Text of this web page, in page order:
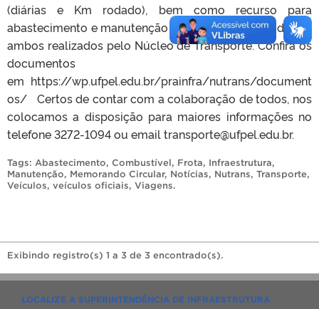
(diárias e Km rodado), bem como recurso para
abastecimento e manutenção de veículos das Unidades,
ambos realizados pelo Núcleo de Transporte. Confira os
documentos
em https://wp.ufpel.edu.br/prainfra/nutrans/document
os/ Certos de contar com a colaboração de todos, nos
colocamos a disposição para maiores informações no
telefone 3272-1094 ou email transporte@ufpel.edu.br.
Tags: Abastecimento, Combustível, Frota, Infraestrutura,
Manutenção, Memorando Circular, Notícias, Nutrans, Transporte,
Veículos, veículos oficiais, Viagens.
Exibindo registro(s) 1 a 3 de 3 encontrado(s).
LOCALIZE A SUPERINTENDÊNCIA DE INFRAESTRUTURA